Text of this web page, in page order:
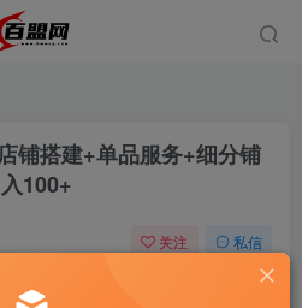
铺搭建+单品服务+细分铺
100+
关注 私信